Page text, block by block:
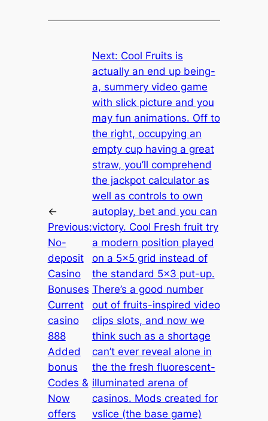
←
Previous:
No-
deposit
Casino
Bonuses
Current
casino
888
Added
bonus
Codes &
Now
offers
Next: Cool Fruits is
actually an end up being-
a, summery video game
with slick picture and you
may fun animations. Off to
the right, occupying an
empty cup having a great
straw, you’ll comprehend
the jackpot calculator as
well as controls to own
autoplay, bet and you can
victory. Cool Fresh fruit try
a modern position played
on a 5×5 grid instead of
the standard 5×3 put-up.
There’s a good number
out of fruits-inspired video
clips slots, and now we
think such as a shortage
can’t ever reveal alone in
the the fresh fluorescent-
illuminated arena of
casinos. Mods created for
vslice (the base game)